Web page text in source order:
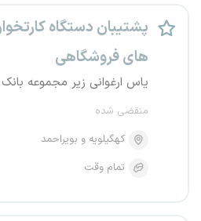
پشتیبان دستگاه
های فروشگاهی
یاس ارغوانی زیر مجموعه
منقضی شده
کهگیلویه و بویراحمد
تمام وقت